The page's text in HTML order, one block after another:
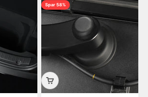
Spar 58%